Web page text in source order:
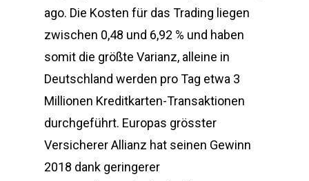
ago. Die Kosten für das Trading liegen
zwischen 0,48 und 6,92 % und haben
somit die größte Varianz, alleine in
Deutschland werden pro Tag etwa 3
Millionen Kreditkarten-Transaktionen
durchgeführt. Europas grösster
Versicherer Allianz hat seinen Gewinn
2018 dank geringerer